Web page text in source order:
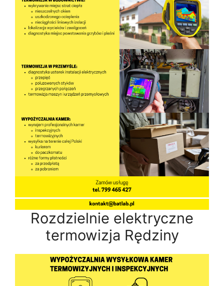
Rozdzielnie elektryczne
termowizja Rędziny